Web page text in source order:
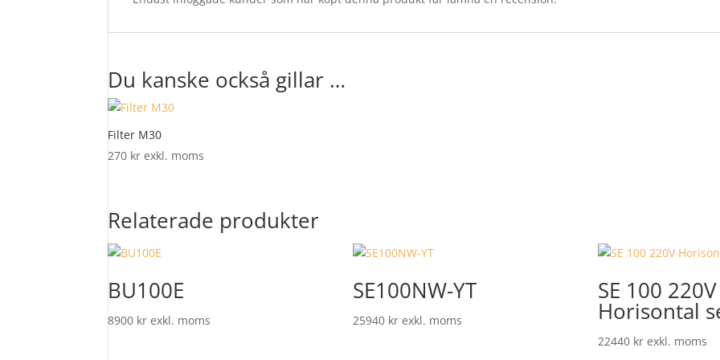
Du kanske också gillar …
Filter M30
270 kr exkl. moms
Relaterade produkter
BU100E
8900 kr exkl. moms
SE100NW-YT
25940 kr exkl. moms
SE 100 220V
Horisontal
22440 kr exkl. moms